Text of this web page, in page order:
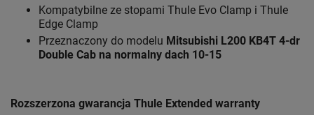
Kompatybilne ze stopami Thule Evo Clamp i Thule
Edge Clamp
Przeznaczony do modelu Mitsubishi L200 KB4T 4-dr
Double Cab na normalny dach 10-15
Rozszerzona gwarancja Thule Extended warranty